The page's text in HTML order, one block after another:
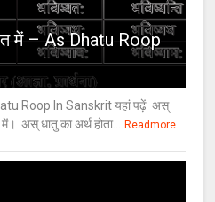
में – As Dhatu Roop
Roop In Sanskrit यहां पढ़ें अस्
अस् धातु का अर्थ होता...
Readmore